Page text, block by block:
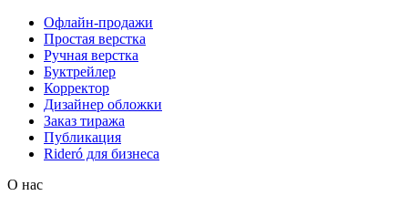
Офлайн-продажи
Простая верстка
Ручная верстка
Буктрейлер
Корректор
Дизайнер обложки
Заказ тиража
Публикация
Rideró для бизнеса
О нас